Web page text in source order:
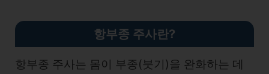
항부종 주사란?
항부종 주사는 몸이 부종(붓기)을 완화하는 데